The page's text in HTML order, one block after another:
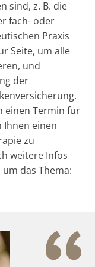
sind, z. B. die
fach- oder
Praxis
Seite, um alle
und
der
einen Termin für
Ihnen einen
zu
weitere Infos
das Thema: